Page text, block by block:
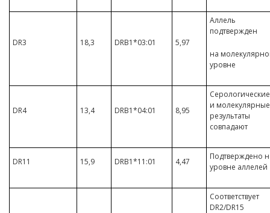
DR3 18,3 DRB1*03:01 5,97
Аллель
подтвержден
на
уровне
DR4 13,4 DRB1*04:01 8,95
Серологические
и молекулярные
результаты
совпадают
DR11 15,9 DRB1*11:01 4,47
Подтверждено
уровне аллелей
Соответствует
DR2/DR15